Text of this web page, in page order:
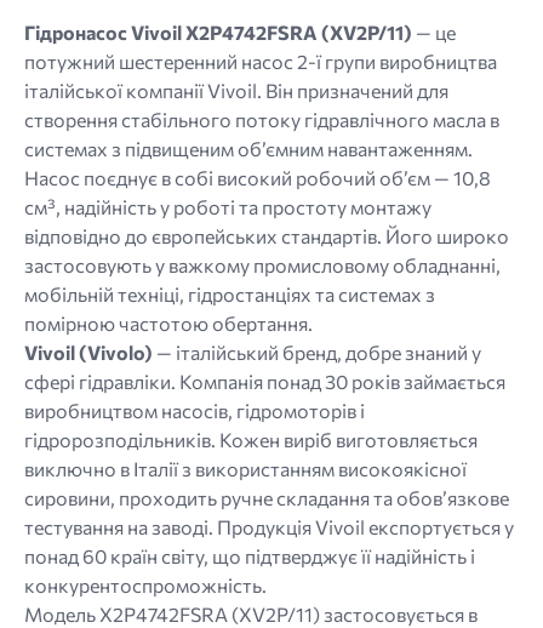
jpg
jpeg
png.
Гідронасос Vivoil X2P4742FSRA (XV2P/11) — це
потужний шестеренний насос 2-ї групи виробництва
італійської компанії Vivoil. Він призначений для
створення стабільного потоку гідравлічного масла в
системах з підвищеним об’ємним навантаженням.
Насос поєднує в собі високий робочий об’єм — 10,8
см³, надійність у роботі та простоту монтажу
відповідно до європейських стандартів. Його широко
застосовують у важкому промисловому обладнанні,
мобільній техніці, гідростанціях та системах з
помірною частотою обертання.
Vivoil (Vivolo) — італійський бренд, добре знаний у
сфері гідравліки. Компанія понад 30 років займається
виробництвом насосів, гідромоторів і
гідророзподільників. Кожен виріб виготовляється
виключно в Італії з використанням високоякісної
сировини, проходить ручне складання та обов’язкове
тестування на заводі. Продукція Vivoil експортується у
понад 60 країн світу, що підтверджує її надійність і
конкурентоспроможність.
Модель X2P4742FSRA (XV2P/11) застосовується в